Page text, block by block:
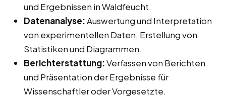
und Ergebnissen in Waldfeucht.
Datenanalyse:Auswertung und Interpretation
von experimentellen Daten, Erstellung von
Statistiken und Diagrammen.
Berichterstattung:Verfassen von Berichten
und Präsentation der Ergebnisse für
Wissenschaftler oder Vorgesetzte.